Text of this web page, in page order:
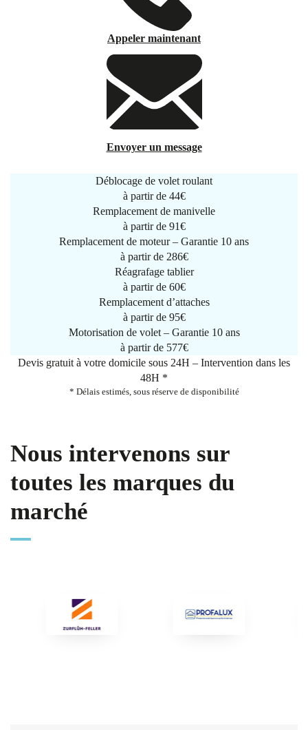
Appeler maintenant
Envoyer un message
Déblocage de volet roulant
à partir de 44€
Remplacement de manivelle
à partir de 91€
Remplacement de moteur – Garantie 10 ans
à partir de 286€
Réagrafage tablier
à partir de 60€
Remplacement d’attaches
à partir de 95€
Motorisation de volet – Garantie 10 ans
à partir de 577€
Devis gratuit à votre domicile sous 24H – Intervention dans les
48H *
* Délais estimés, sous réserve de disponibilité
Nous intervenons sur
toutes les marques du
marché